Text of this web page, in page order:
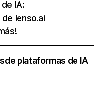
IA:
de lenso.ai
plataformas de IA